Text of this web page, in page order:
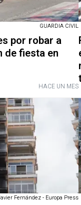
GUARDIA CIVIL
por robar a
de fiesta en
HACE UN MES
Fernández - Europa Press